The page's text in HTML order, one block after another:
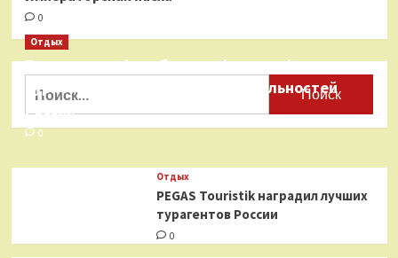
0
Отдых
Бесплатные фотобанки с фотографиями
туристических достопримечательностей
России
0
Отдых
PEGAS Touristik наградил лучших
турагентов России
0